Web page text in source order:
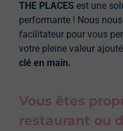
THE PLACES est une
performante ! Nous
facilitateur pour vous
votre pleine valeur
clé en main.
Vous êtes
restaurant ou